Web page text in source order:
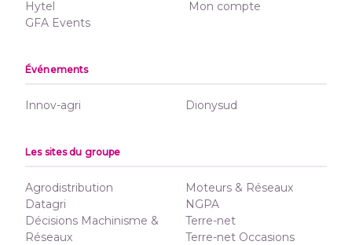
Hytel
GFA Events
Mon compte
Événements
Innov-agri Dionysud
Les sites du groupe
Agrodistribution
Datagri
Décisions Machinisme &
Réseaux
Moteurs & Réseaux
NGPA
Terre-net
Terre-net Occasions